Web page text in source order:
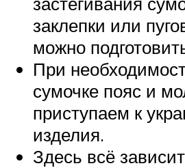
заклепки или
можно
При
сумочке пояс и
приступаем к
изделия.
Здесь всё